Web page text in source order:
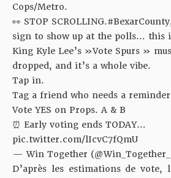
Cops/Metro.
👀 STOP SCROLLING.#BexarCounty
sign to show up at the polls… this
King Kyle Lee’s »Vote Spurs »
dropped, and it’s a whole vibe.
Tap in.
Tag a friend who needs a
Vote YES on Props. A & B
⏰ Early voting ends TODAY…
pic.twitter.com/lIcvC7fQmU
— Win Together
D’après les estimations de vote,